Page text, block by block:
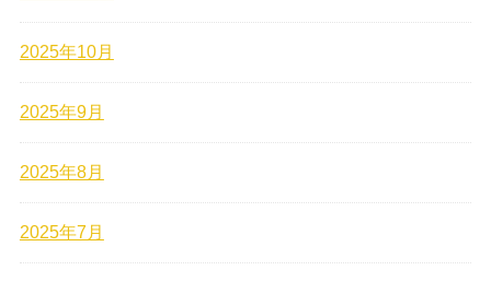
2025年10月
2025年9月
2025年8月
2025年7月